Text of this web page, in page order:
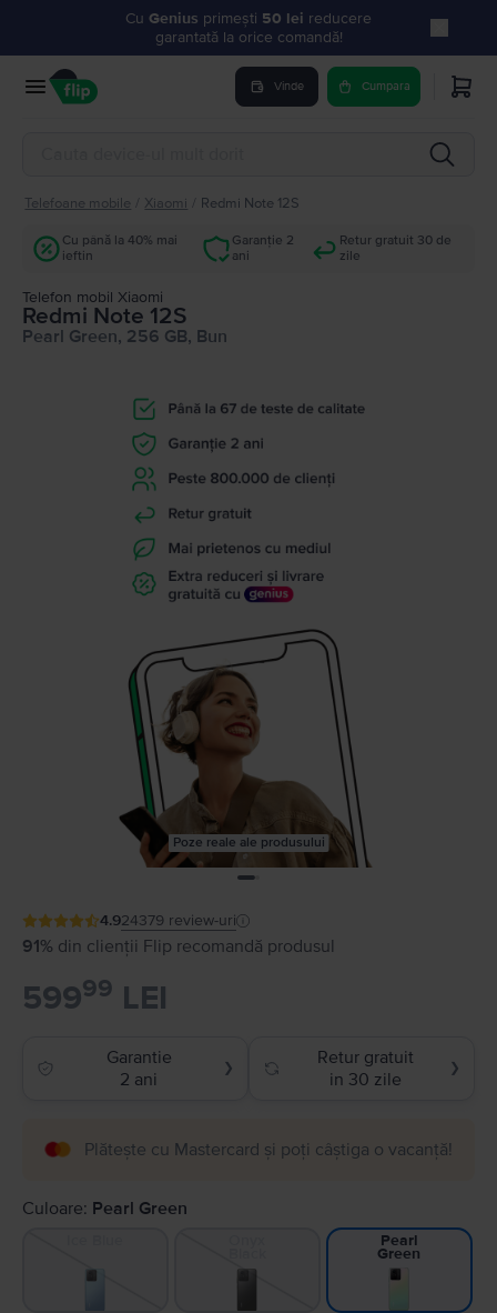
Cu Genius primești 50 lei reducere
garantată la orice comandă!
Vinde Cumpara
Telefoane mobile Xiaomi Redmi Note 12S
Cu până la 40% mai
ieftin
Garanție 2
ani
Retur gratuit 30 de
zile
Telefon mobil Xiaomi
Redmi Note 12S
Pearl Green, 256 GB, Bun
Poze reale ale produsului
4.924379 review-uri
91% din clienții Flip recomandă produsul
59999 LEI
Garantie
2 ani
❯
Retur gratuit
in 30 zile
❯
Plătește cu Mastercard și poți câștiga o vacanță!
Culoare: Pearl Green
Pearl
Green